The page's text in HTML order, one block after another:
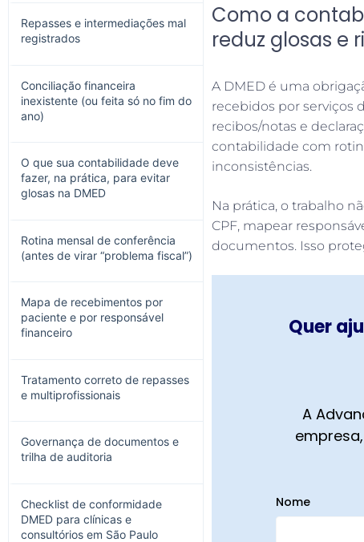
Repasses e intermediações mal
registrados
Conciliação financeira
inexistente (ou feita só no fim do
ano)
O que sua contabilidade deve
fazer, na prática, para evitar
glosas na DMED
Rotina mensal de conferência
(antes de virar “problema fiscal”)
Mapa de recebimentos por
paciente e por responsável
financeiro
Tratamento correto de repasses
e multiprofissionais
Governança de documentos e
trilha de auditoria
Checklist de conformidade
DMED para clínicas e
consultórios em São Paulo
Como a
reduz glosas e
A DMED é uma
recebidos por serviços
recibos/notas e
contabilidade com
inconsistências.
Na prática, o trabalho
CPF, mapear
documentos. Isso
Quer
A
Nome